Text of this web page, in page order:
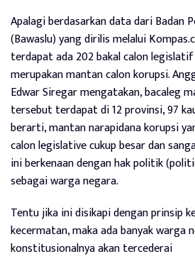
Apalagi berdasarkan data dari Badan
(Bawaslu) yang dirilis melalui
terdapat ada 202 bakal calon
merupakan mantan calon korupsi.
Edwar Siregar mengatakan, bacaleg
tersebut terdapat di 12 provinsi, 97
berarti, mantan narapidana korupsi
calon legislative cukup besar dan
ini berkenaan dengan hak politik
sebagai warga negara.
Tentu jika ini disikapi dengan prinsip
kecermatan, maka ada banyak warga
konstitusionalnya akan tercederai